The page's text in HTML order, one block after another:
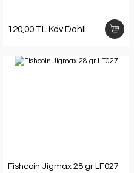
120,00 TL Kdv Dahil
Fishcoin Jigmax 28 gr LF027